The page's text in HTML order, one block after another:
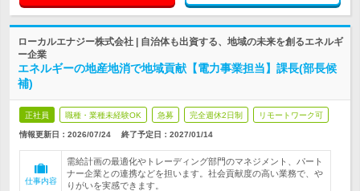
ローカルエナジー株式会社 | 自治体も出資する、地域の未来を創るエネルギ
ー企業
エネルギーの地産地消で地域貢献【電力事業担当】課長(部長候
補)
正社員 職種・業種未経験OK 急募 完全週休2日制 リモートワーク可
情報更新日：2026/07/24 終了予定日： 2027/01/14
仕事内容
需給計画の最適化やトレーディング部門のマネジメント、パート
ナー企業との連携などを担います。社会貢献度の高い業務で、や
りがいを実感できます。